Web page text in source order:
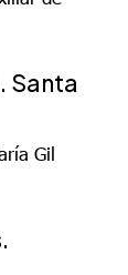
Santa
Gil